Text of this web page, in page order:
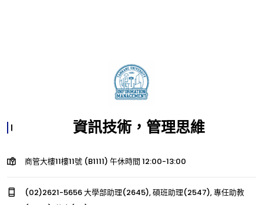
資訊技術，管理思維
商管大樓11樓11號 (B1111) 午休時間 12:00-13:00
(02)2621-5656 大學部助理(2645), 碩班助理(2547), 專任助教